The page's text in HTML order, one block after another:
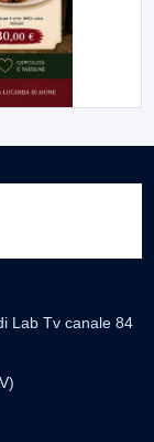
Lab Tv canale 84